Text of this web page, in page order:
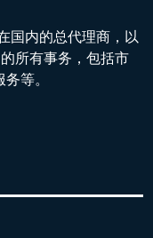
国内的总代理商，以
所有事务，包括市
等。